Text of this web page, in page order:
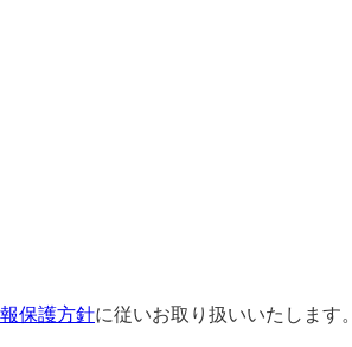
保護方針に従いお取り扱いいたします。